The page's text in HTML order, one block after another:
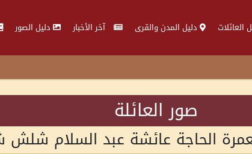
العائلات دليل المدن والقرى آخر الأخبار دليل الصور
صور العائلة
الحاجة عائشة عبد السلام شلش